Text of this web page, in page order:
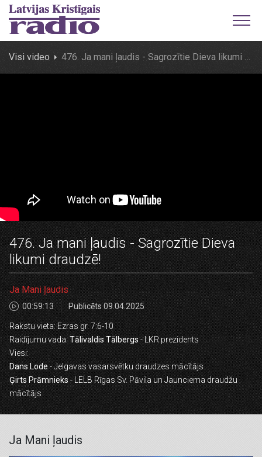
Visi video 476. Ja mani ļaudis - Sagrozītie Dieva likumi draudzē!
476. Ja mani ļaudis - Sagrozītie Dieva
likumi draudzē!
Ja Mani ļaudis
00:59:13 Publicēts 09.04.2025
Rakstu vieta: Ezras gr. 7:6-10
Raidījumu vada:Tālivaldis Tālbergs- LKR prezidents
Viesi:
Dans Lode- Jelgavas vasarsvētku draudzes mācītājs
Ģirts Prāmnieks- LELB Rīgas Sv. Pāvila un Jaunciema draudžu
mācītājs
Ja Mani ļaudis